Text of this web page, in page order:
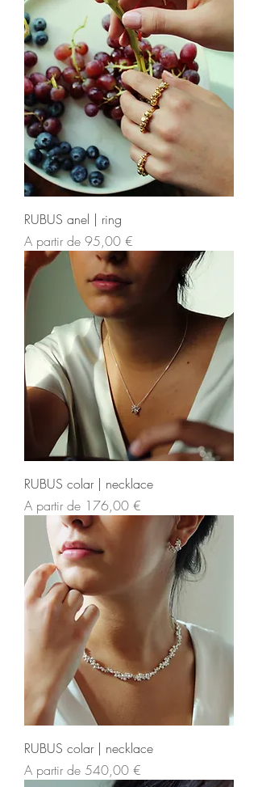
RUBUS anel | ring
A partir de 95,00 €
Preço promocional
RUBUS colar | necklace
A partir de 176,00 €
Preço promocional
RUBUS colar | necklace
A partir de 540,00 €
Preço promocional